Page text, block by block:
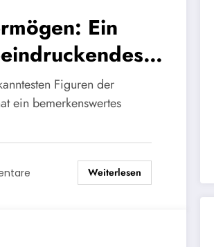
Ein
Figuren der
ein bemerkenswertes
Weiterlesen